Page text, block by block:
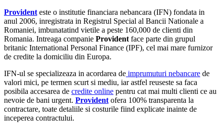
Provident este o institutie financiara nebancara (IFN) fondata in
anul 2006, inregistrata in Registrul Special al Bancii Nationale a
Romaniei, imbunatatind vietile a peste 160,000 de clienti din
Romania. Intreaga companie Provident face parte din grupul
britanic International Personal Finance (IPF), cel mai mare furnizor
de credite la domiciliu din Europa.
IFN-ul se specializeaza in acordarea de imprumuturi nebancare de
valori mici, pe termen scurt si mediu, iar astfel reuseste sa faca
posibila accesarea de credite online pentru cat mai multi clienti ce au
nevoie de bani urgent. Provident ofera 100% transparenta la
contractare, toate detaliile si costurile fiind explicate inainte de
inceperea contractului.